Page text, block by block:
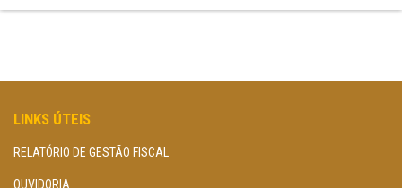
LINKS ÚTEIS
RELATÓRIO DE GESTÃO FISCAL
OUVIDORIA